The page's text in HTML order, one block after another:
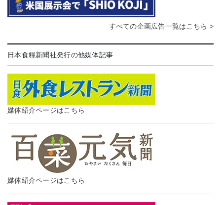
すべての企画広告一覧はこちら >
日本食糧新聞社発行の他媒体記事
媒体紹介ページはこちら
媒体紹介ページはこちら